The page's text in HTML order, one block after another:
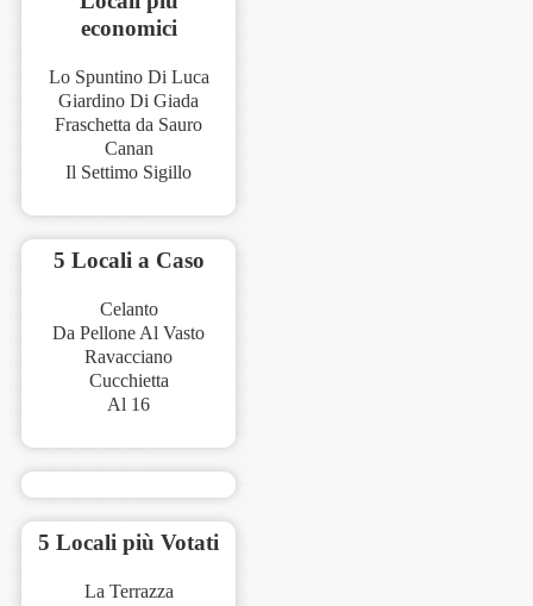
economici
Lo Spuntino Di Luca
Giardino Di Giada
Fraschetta da Sauro
Canan
Il Settimo Sigillo
5 Locali a Caso
Celanto
Da Pellone Al Vasto
Ravacciano
Cucchietta
Al 16
5 Locali più Votati
La Terrazza